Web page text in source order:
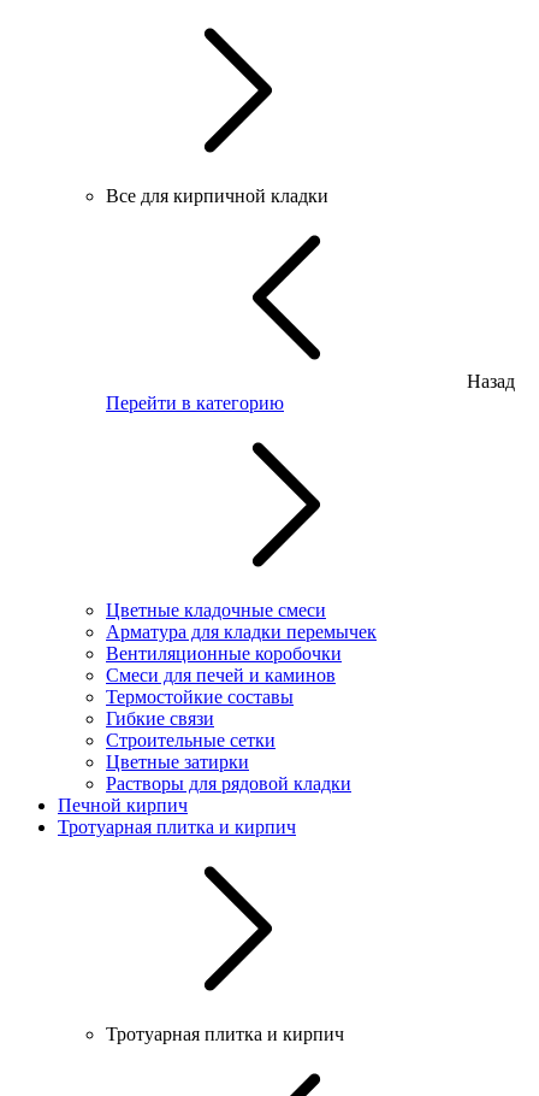
Все для кирпичной кладки
Назад
Перейти в категорию
Цветные кладочные смеси
Арматура для кладки перемычек
Вентиляционные коробочки
Смеси для печей и каминов
Термостойкие составы
Гибкие связи
Строительные сетки
Цветные затирки
Растворы для рядовой кладки
Печной кирпич
Тротуарная плитка и кирпич
Тротуарная плитка и кирпич